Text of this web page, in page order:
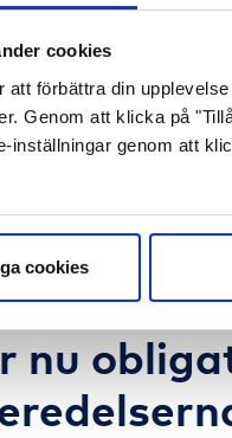
cookies
att förbättra din
Genom att klicka på
inställningar genom att
cookies
Bli
nu